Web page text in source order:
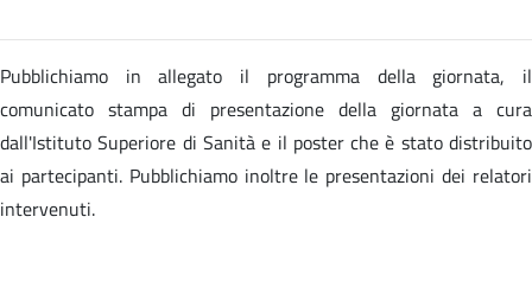
Pubblichiamo in allegato il programma della giornata, il
comunicato stampa di presentazione della giornata a cura
dall'Istituto Superiore di Sanità e il poster che è stato distribuito
ai partecipanti. Pubblichiamo inoltre le presentazioni dei relatori
intervenuti.